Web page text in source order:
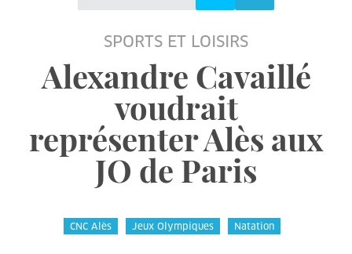
SPORTS ET LOISIRS
Alexandre Cavaillé
voudrait
représenter Alès aux
JO de Paris
CNC Alès Jeux Olympiques Natation